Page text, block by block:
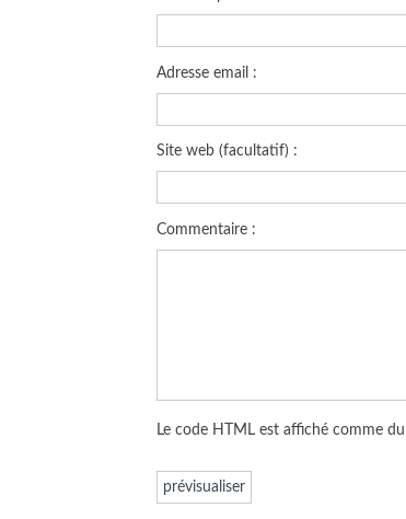
Adresse email :
Site web (facultatif) :
Commentaire :
Le code HTML est affiché comme